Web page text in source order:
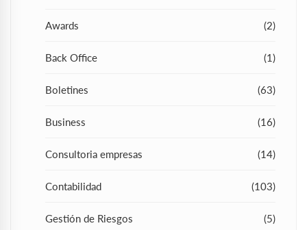
Awards (2)
Back Office (1)
Boletines (63)
Business (16)
Consultoria empresas (14)
Contabilidad (103)
Gestión de Riesgos (5)